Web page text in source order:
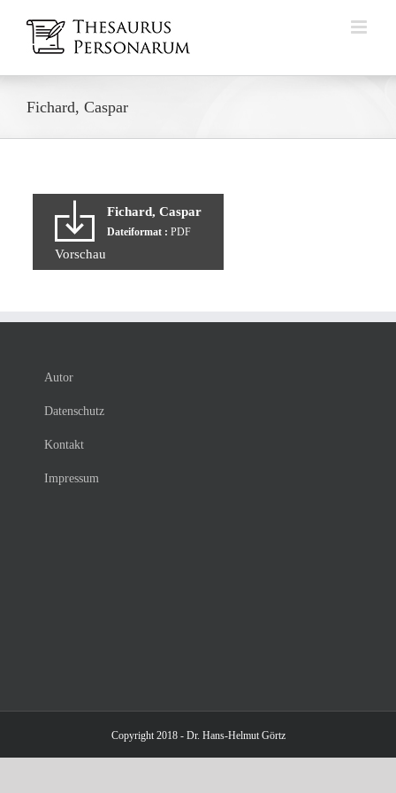
Inhalt
springen
Fichard, Caspar
Fichard, Caspar
Dateiformat : PDF
Vorschau
Autor
Datenschutz
Kontakt
Impressum
Copyright 2018 - Dr. Hans-Helmut Görtz